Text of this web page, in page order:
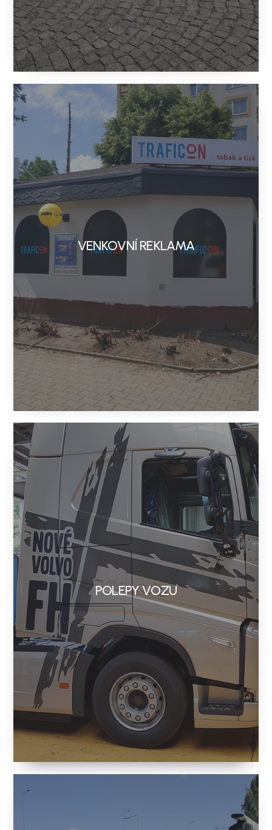
VENKOVNÍ REKLAMA
POLEPY VOZU